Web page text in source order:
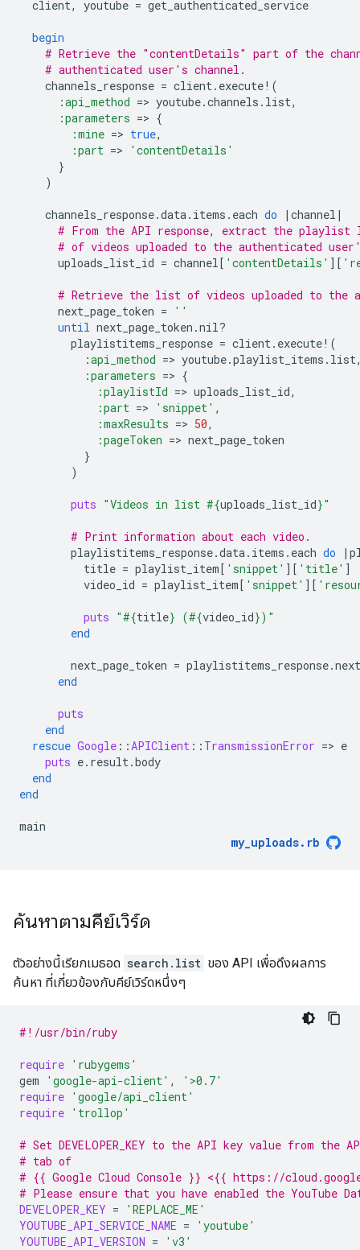
client, youtube = get_authenticated_service
begin
# Retrieve the "contentDetails" part of the
# authenticated user's channel.
channels_response = client. execute! (
:api_method => youtube.channels . list,
:parameters => {
:mine => true,
:part =>
'contentDetails'
}
)
channels_response.data. items . each do | channel |
# From the API response, extract the
# of videos uploaded to the authenticated
uploads_list_id = channel[ 'contentDetails' ][
# Retrieve the list of videos uploaded to the
next_page_token =
''
until next_page_token .nil?
playlistitems_response = client. execute! (
:api_method => youtube.playlist_items . list
:parameters => {
:playlistId => uploads_list_id,
:part => 'snippet' ,
:maxResults => 50,
:pageToken => next_page_token
}
)
puts "Videos in list #{uploads_list_id}"
# Print information about each video.
playlistitems_response.data. items . each do |
title = playlist_item[ 'snippet' ][ 'title' ]
video_id = playlist_item[ 'snippet' ][
puts "#{title} (#{video_id})"
end
next_page_token = playlistitems_response.
end
puts
end
rescue Google ::APIClient :: TransmissionError => e
puts e. result.body
end
end
main
my_uploads. rb
ค้นหาตามคีย์เวิร์ด
ตัวอย่างนี้เรียกเมธอด search.list ของ API เพื่อดึงผลการ
ค้นหา ที่เกี่ยวข้องกับคีย์เวิร์ดหนึ่งๆ
#!/usr/bin/ruby
require 'rubygems'
gem
'google-api-client' ,
'>0.7'
require 'google/api_client'
require 'trollop'
# Set DEVELOPER_KEY to the API key value from the
# tab of
# {{ Google Cloud Console }} <{{ https://
# Please ensure that you have enabled the YouTube
DEVELOPER_KEY =
'REPLACE_ME'
YOUTUBE_API_SERVICE_NAME =
'youtube'
YOUTUBE_API_VERSION = 'v3'